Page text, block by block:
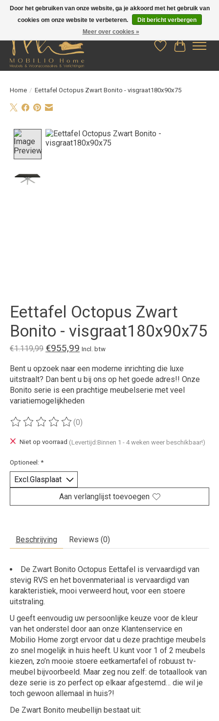
Verlanglijst
Home / Eettafel Octopus Zwart Bonito - visgraat180x90x75
Product image slideshow Items
Eettafel Octopus Zwart
Bonito - visgraat180x90x75
€1.119,99 €955,99 Incl. btw
Bent u opzoek naar een moderne inrichting die luxe
uitstraalt? Dan bent u bij ons op het goede adres!! Onze
Bonito serie is een prachtige meubelserie met veel
variatiemogelijkheden
De beoordeling van dit product is
(0)
Niet op voorraad (Levertijd:Binnen 1 - 4 weken weer beschikbaar!)
Optioneel: *
Aan verlanglijst toevoegen
Beschrijving Reviews (0)
De Zwart Bonito Octopus Eettafel is vervaardigd van
stevig RVS en het bovenmateriaal is vervaardigd van
karakteristiek, mooi verweerd hout, voor een stoere
uitstraling.
U geeft eenvoudig uw persoonlijke keuze voor de kleur
van het onderstel door aan onze Klantenservice en
Mobilio Home zorgt ervoor dat u deze prachtige meubels
zo snel mogelijk in huis heeft. U kunt voor 1 of 2 meubels
kiezen, zo’n mooie stoere eetkamertafel of robuust tv-
meubel bijvoorbeeld. Maar zeg nou zelf: de totaallook van
deze serie is zo perfect op elkaar afgestemd… die wil je
toch gewoon allemaal in huis?!
De Zwart Bonito meubellijn bestaat uit:
Door het gebruiken van onze website, ga je akkoord met het gebruik van
cookies om onze website te verbeteren.
Dit bericht verbergen
Meer over cookies »